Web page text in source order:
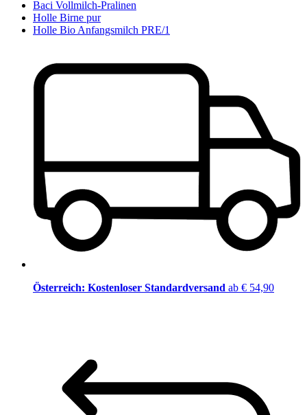
Baci Vollmilch-Pralinen
Holle Birne pur
Holle Bio Anfangsmilch PRE/1
Österreich: Kostenloser Standardversand ab € 54,90